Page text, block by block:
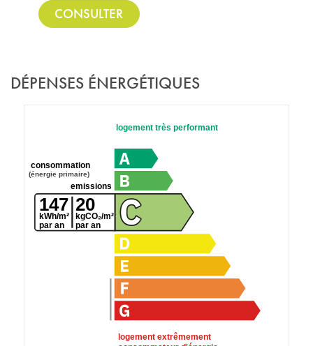
CONSULTER
DÉPENSES ÉNERGÉTIQUES
logement très performant
logement extrêmement
147
kWh/m²
par an
consommation
(énergie primaire)
20
kgCO₂/m²
par an
emissions